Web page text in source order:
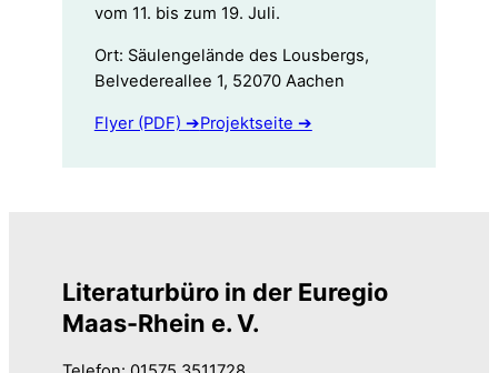
vom 11. bis zum 19. Juli.
Ort: Säulengelände des Lousbergs,
Belvedereallee 1, 52070 Aachen
Flyer (PDF) ➔Projektseite ➔
Literaturbüro in der Euregio
Maas-Rhein e. V.